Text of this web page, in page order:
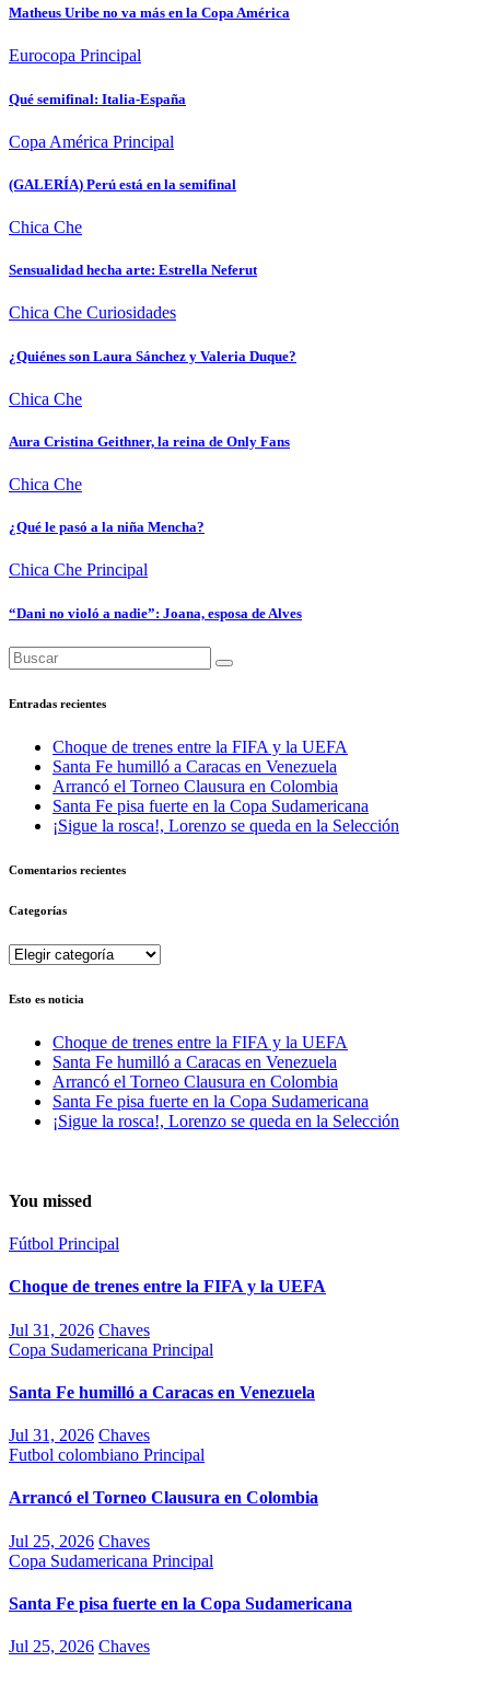
Matheus Uribe no va más en la Copa América
Eurocopa Principal
Qué semifinal: Italia-España
Copa América Principal
(GALERÍA) Perú está en la semifinal
Chica Che
Sensualidad hecha arte: Estrella Neferut
Chica Che Curiosidades
¿Quiénes son Laura Sánchez y Valeria Duque?
Chica Che
Aura Cristina Geithner, la reina de Only Fans
Chica Che
¿Qué le pasó a la niña Mencha?
Chica Che Principal
“Dani no violó a nadie”: Joana, esposa de Alves
Entradas recientes
Choque de trenes entre la FIFA y la UEFA
Santa Fe humilló a Caracas en Venezuela
Arrancó el Torneo Clausura en Colombia
Santa Fe pisa fuerte en la Copa Sudamericana
¡Sigue la rosca!, Lorenzo se queda en la Selección
Comentarios recientes
Categorías
Categorías
Esto es noticia
Choque de trenes entre la FIFA y la UEFA
Santa Fe humilló a Caracas en Venezuela
Arrancó el Torneo Clausura en Colombia
Santa Fe pisa fuerte en la Copa Sudamericana
¡Sigue la rosca!, Lorenzo se queda en la Selección
You missed
Fútbol Principal
Choque de trenes entre la FIFA y la UEFA
Jul 31, 2026 Chaves
Copa Sudamericana Principal
Santa Fe humilló a Caracas en Venezuela
Jul 31, 2026 Chaves
Futbol colombiano Principal
Arrancó el Torneo Clausura en Colombia
Jul 25, 2026 Chaves
Copa Sudamericana Principal
Santa Fe pisa fuerte en la Copa Sudamericana
Jul 25, 2026 Chaves